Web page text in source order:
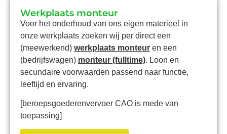
Werkplaats monteur
Voor het onderhoud van ons eigen materieel in
onze werkplaats zoeken wij per direct een
(meewerkend) werkplaats monteur en een
(bedrijfswagen) monteur (fulltime). Loon en
secundaire voorwaarden passend naar functie,
leeftijd en ervaring.
[beroepsgoederenvervoer CAO is mede van
toepassing]